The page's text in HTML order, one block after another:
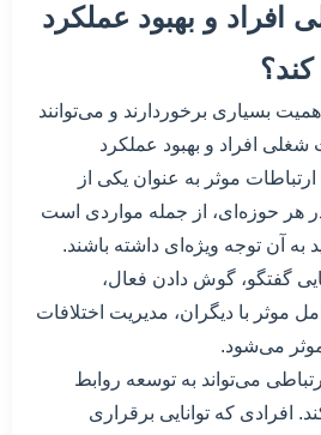
افراد و بهبود عملکرد
بسیاری برخوردارند و می‌توانند
شغلی افراد و بهبود عملکرد
موثر به عنوان یکی از
هر حوزه‌ای، از جمله مواردی است
به آن توجه ویژه‌ای داشته باشند.
گفتگو، گوش دادن فعال،
موثر با دیگران، مدیریت اختلافات
می‌شود.
می‌تواند به توسعه روابط
افرادی که توانایی برقراری